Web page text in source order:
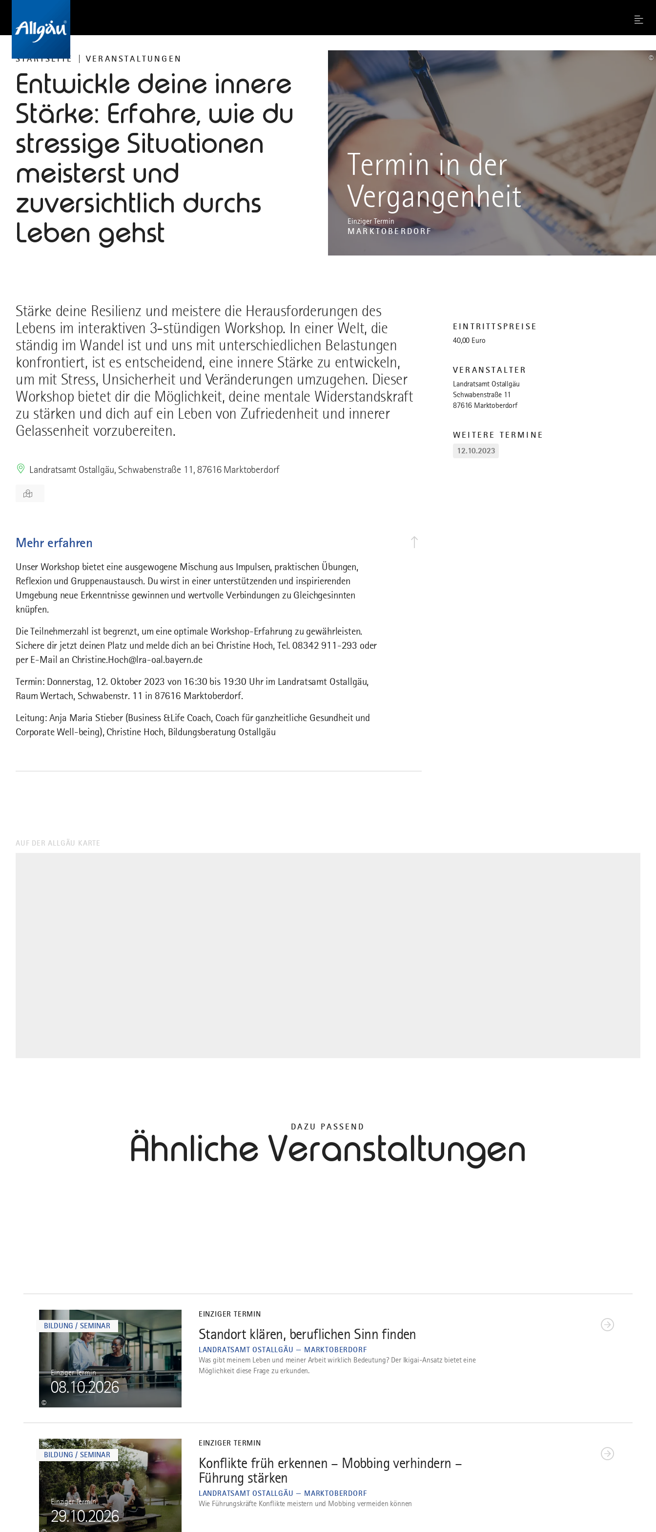
Menu
STARTSEITE VERANSTALTUNGEN
Entwickle deine innere
Stärke: Erfahre, wie du
stressige Situationen
meisterst und
zuversichtlich durchs
Leben gehst
Termin in der
Vergangenheit
Einziger Termin
MARKTOBERDORF
©
Stärke deine Resilienz und meistere die Herausforderungen des
Lebens im interaktiven 3-stündigen Workshop. In einer Welt, die
ständig im Wandel ist und uns mit unterschiedlichen Belastungen
konfrontiert, ist es entscheidend, eine innere Stärke zu entwickeln,
um mit Stress, Unsicherheit und Veränderungen umzugehen. Dieser
Workshop bietet dir die Möglichkeit, deine mentale Widerstandskraft
zu stärken und dich auf ein Leben von Zufriedenheit und innerer
Gelassenheit vorzubereiten.
Landratsamt Ostallgäu, Schwabenstraße 11, 87616 Marktoberdorf
Mehr erfahren
Unser Workshop bietet eine ausgewogene Mischung aus Impulsen, praktischen Übungen,
Reflexion und Gruppenaustausch. Du wirst in einer unterstützenden und inspirierenden
Umgebung neue Erkenntnisse gewinnen und wertvolle Verbindungen zu Gleichgesinnten
knüpfen.
Die Teilnehmerzahl ist begrenzt, um eine optimale Workshop-Erfahrung zu gewährleisten.
Sichere dir jetzt deinen Platz und melde dich an bei Christine Hoch, Tel. 08342 911-293 oder
per E-Mail an Christine.Hoch@lra-oal.bayern.de
Termin: Donnerstag, 12. Oktober 2023 von 16:30 bis 19:30 Uhr im Landratsamt Ostallgäu,
Raum Wertach, Schwabenstr. 11 in 87616 Marktoberdorf.
Leitung: Anja Maria Stieber (Business &Life Coach, Coach für ganzheitliche Gesundheit und
Corporate Well-being), Christine Hoch, Bildungsberatung Ostallgäu
EINTRITTSPREISE
40,00 Euro
VERANSTALTER
Landratsamt Ostallgäu
Schwabenstraße 11
87616 Marktoberdorf
WEITERE TERMINE
12.10.2023
AUF DER ALLGÄU KARTE
DAZU PASSEND
Ähnliche Veranstaltungen
BILDUNG / SEMINAR
EINZIGER TERMIN
1
Standort klären, beruflichen Sinn finden
LANDRATSAMT OSTALLGÄU — MARKTOBERDORF
08.10.2026
Einziger Termin
©
Was gibt meinem Leben und meiner Arbeit wirklich Bedeutung? Der Ikigai-Ansatz bietet eine
Möglichkeit diese Frage zu erkunden.
BILDUNG / SEMINAR
EINZIGER TERMIN
2
Konflikte früh erkennen – Mobbing verhindern –
Führung stärken
LANDRATSAMT OSTALLGÄU — MARKTOBERDORF
29.10.2026
Einziger Termin Wie Führungskräfte Konflikte meistern und Mobbing vermeiden können